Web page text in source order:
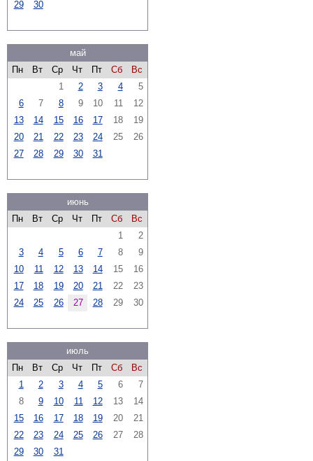
29 30
май
Пн
Вт Ср Чт Пт Сб
Вс
1
2 3 4
5
6
7 8 9 10 11
12
13
14 15 16 17 18
19
20
21 22 23 24 25
26
27
28 29 30 31
июнь
Пн
Вт Ср Чт Пт Сб
Вс
1
2
3
4 5 6 7 8
9
10
11 12 13 14 15
16
17
18 19 20 21 22
23
24
25 26 27 28 29 30
июль
Пн
Вт Ср Чт Пт Сб
Вс
1
2 3 4 5 6
7
8
9 10 11 12 13
14
15
16 17 18 19 20
21
22
23 24 25 26 27
28
29
30 31